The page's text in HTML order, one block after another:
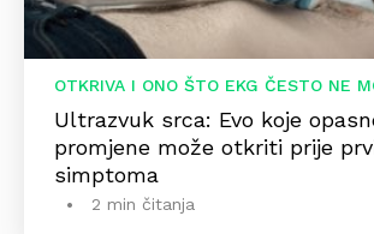
OTKRIVA I ONO ŠTO EKG ČESTO NE
Ultrazvuk srca: Evo koje
promjene može otkriti prije
simptoma
2 min čitanja